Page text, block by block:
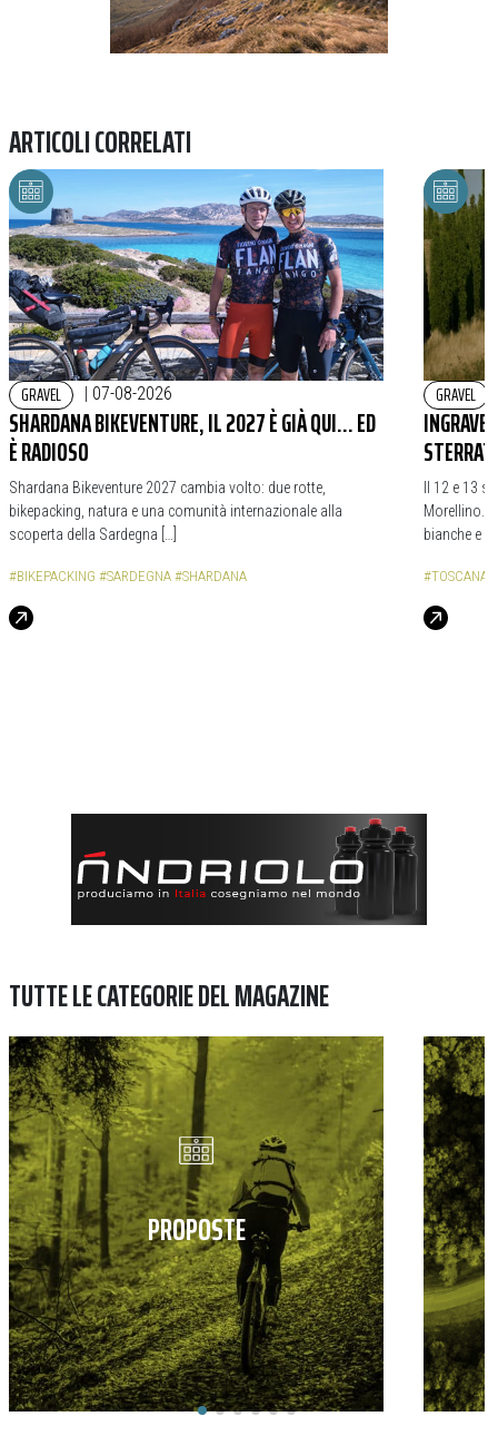
ARTICOLI CORRELATI
GRAVEL | 07-08-2026
SHARDANA BIKEVENTURE, IL 2027 È GIÀ QUI… ED
È RADIOSO
Shardana Bikeventure 2027 cambia volto: due rotte,
bikepacking, natura e una comunità internazionale alla
scoperta della Sardegna […]
#BIKEPACKING #SARDEGNA #SHARDANA
GRAVEL
Il 12 e 13
Morellino.
bianche e
#TOSCANA
TUTTE LE CATEGORIE DEL MAGAZINE
PROPOSTE